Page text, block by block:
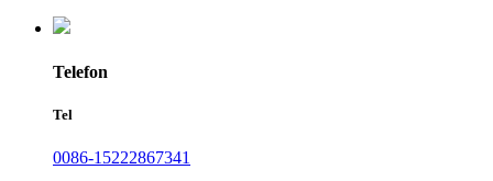
Telefon
Tel
0086-15222867341